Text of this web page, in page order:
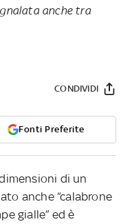
anche tra
Fonti Preferite
CONDIVIDI
di un
anche “calabrone
gialle” ed è